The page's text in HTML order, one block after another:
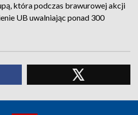
która podczas brawurowej akcji
UB uwalniając ponad 300